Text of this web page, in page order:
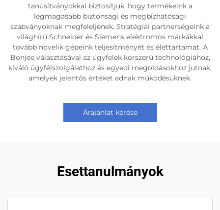
tanúsítványokkal biztosítjuk, hogy termékeink a
legmagasabb biztonsági és megbízhatósági
szabványoknak megfeleljenek. Stratégiai partnerségeink a
világhírű Schneider és Siemens elektromos márkákkal
tovább növelik gépeink teljesítményét és élettartamát. A
Bonjee választásával az ügyfelek korszerű technológiához,
kiváló ügyfélszolgálathoz és egyedi megoldásokhoz jutnak,
amelyek jelentős értéket adnak működésüknek.
Árajánlat kérése
Esettanulmányok